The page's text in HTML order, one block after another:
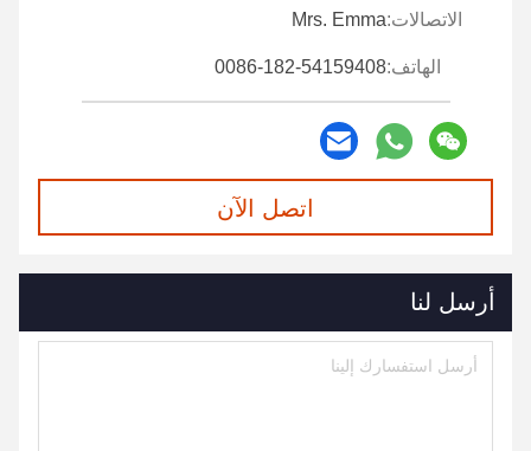
الاتصالات:Mrs. Emma
الهاتف:0086-182-54159408
اتصل الآن
أرسل لنا